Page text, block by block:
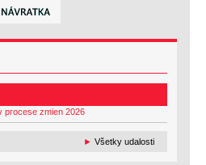
procese zmien 2026
► Všetky udalosti